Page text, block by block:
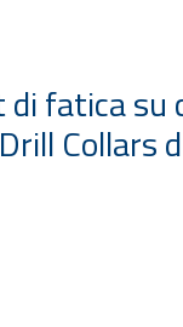
di fatica su
Collars